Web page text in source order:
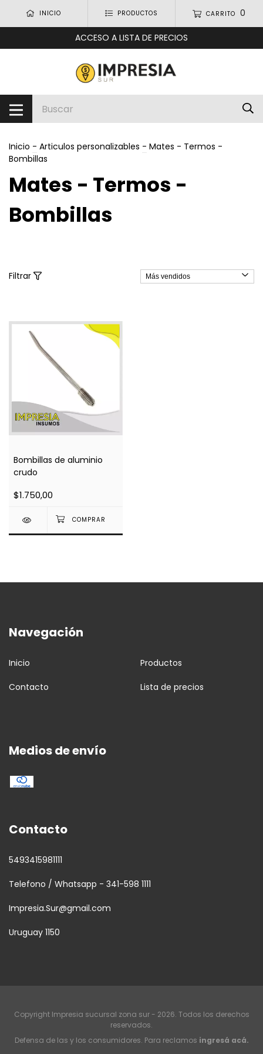
INICIO PRODUCTOS CARRITO 0
ACCESO A LISTA DE PRECIOS
Inicio - Articulos personalizables - Mates - Termos -
Bombillas
Mates - Termos -
Bombillas
Filtrar
Bombillas de aluminio
crudo
$1.750,00
Navegación
Inicio Productos
Contacto Lista de precios
Medios de envío
Contacto
5493415981111
Telefono / Whatsapp - 341-598 1111
Impresia.Sur@gmail.com
Uruguay 1150
Copyright Impresia sucursal zona sur - 2026. Todos los derechos
reservados.
Defensa de las y los consumidores. Para reclamos ingresá acá.